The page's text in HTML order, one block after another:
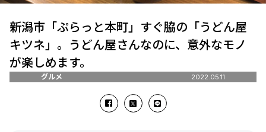
新潟市「ぷらっと本町」すぐ脇の「うどん屋
キツネ」。うどん屋さんなのに、意外なモノ
が楽しめます。
グルメ 2022.05.11